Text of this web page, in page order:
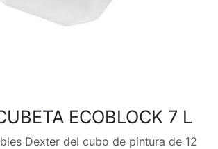
ECOBLOCK 7 L
Dexter del cubo de pintura de 12